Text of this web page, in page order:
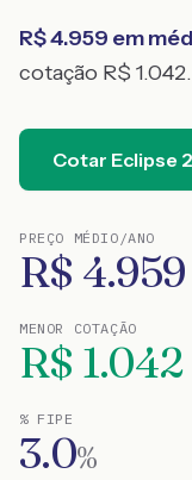
R$4.959 em
cotação R$ 1.042
Cotar Eclipse
PREÇO MÉDIO/ANO
R$ 4.959
MENOR COTAÇÃO
R$ 1.042
% FIPE
3.0%